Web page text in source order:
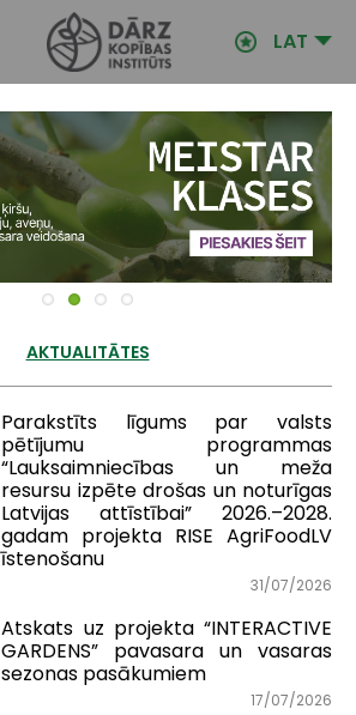
LAT
AKTUALITĀTES
Parakstīts līgums par valsts
pētījumu programmas
“Lauksaimniecības un meža
resursu izpēte drošas un noturīgas
Latvijas attīstībai” 2026.–2028.
gadam projekta RISE AgriFoodLV
īstenošanu
31/07/2026
Atskats uz projekta “INTERACTIVE
GARDENS” pavasara un vasaras
sezonas pasākumiem
17/07/2026